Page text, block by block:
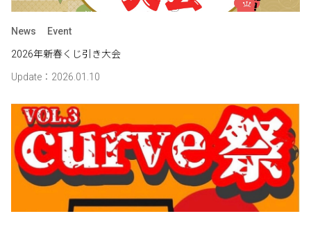
News Event
2026年新春くじ引き大会
Update：2026.01.10